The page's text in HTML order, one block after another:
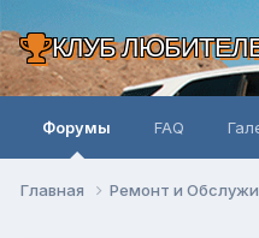
КЛУБ
Форумы FAQ
Главная Ремонт и